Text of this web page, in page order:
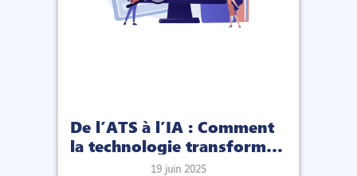
De l’ATS à l’IA : Comment
la technologie transforme
les métiers RH
19 juin 2025